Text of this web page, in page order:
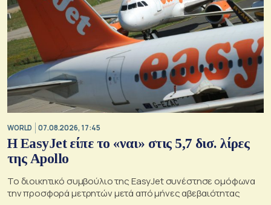
WORLD 07.08.2026, 17:45
Η EasyJet είπε το «ναι» στις 5,7 δισ. λίρες
της Apollo
Το διοικητικό συμβούλιο της EasyJet συνέστησε ομόφωνα
την προσφορά μετρητών μετά από μήνες αβεβαιότητας